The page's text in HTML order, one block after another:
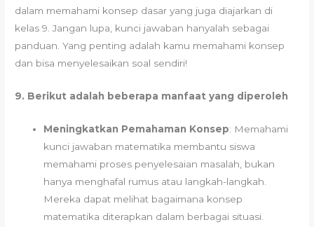
dalam memahami konsep dasar yang juga diajarkan di
kelas 9. Jangan lupa, kunci jawaban hanyalah sebagai
panduan. Yang penting adalah kamu memahami konsep
dan bisa menyelesaikan soal sendiri!
9. Berikut adalah beberapa manfaat yang diperoleh
Meningkatkan Pemahaman Konsep: Memahami
kunci jawaban matematika membantu siswa
memahami proses penyelesaian masalah, bukan
hanya menghafal rumus atau langkah-langkah.
Mereka dapat melihat bagaimana konsep
matematika diterapkan dalam berbagai situasi.